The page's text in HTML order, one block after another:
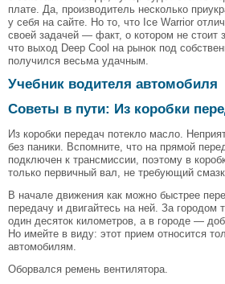
плате. Да, производитель несколько
у себя на сайте. Но то, что Ice Warrior
своей задачей — факт, о котором не стоит
что выход Deep Cool на рынок под
получился весьма удачным.
Учебник водителя автомобиля
Советы в пути: Из коробки
Из коробки передач потекло масло.
без паники. Вспомните, что на прямой
подключен к трансмиссии, поэтому в
только первичный вал, не требующий
В начале движения как можно быстрее
передачу и двигайтесь на ней. За городом
один десяток километров, а в городе —
Но имейте в виду: этот прием относится
автомобилям.
Оборвался ремень вентилятора.